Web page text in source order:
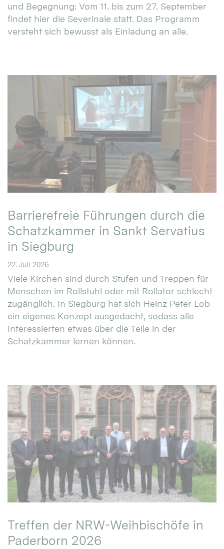
und Begegnung: Vom 11. bis zum 27. September
findet hier die Severinale statt. Das Programm
versteht sich bewusst als Einladung an alle.
Barrierefreie Führungen durch die
Schatzkammer in Sankt Servatius
in Siegburg
22. Juli 2026
Viele Kirchen sind durch Stufen und Treppen für
Menschen im Rollstuhl oder mit Rollator schlecht
zugänglich. In Siegburg hat sich Heinz Peter Lob
ein eigenes Konzept ausgedacht, sodass alle
Interessierten etwas über die Teile in der
Schatzkammer lernen können.
Treffen der NRW-Weihbischöfe in
Paderborn 2026